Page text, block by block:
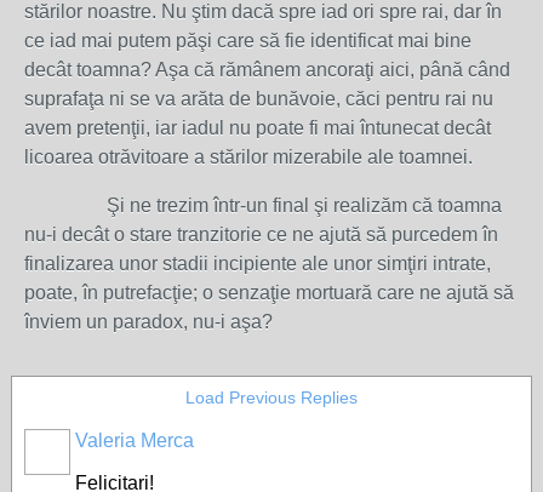
stărilor noastre. Nu ştim dacă spre iad ori spre rai, dar în
ce iad mai putem păşi care să fie identificat mai bine
decât toamna? Aşa că rămânem ancoraţi aici, până când
suprafaţa ni se va arăta de bunăvoie, căci pentru rai nu
avem pretenţii, iar iadul nu poate fi mai întunecat decât
licoarea otrăvitoare a stărilor mizerabile ale toamnei.
Şi ne trezim într-un final şi realizăm că toamna
nu-i decât o stare tranzitorie ce ne ajută să purcedem în
finalizarea unor stadii incipiente ale unor simţiri intrate,
poate, în putrefacţie; o senzaţie mortuară care ne ajută să
înviem un paradox, nu-i aşa?
Load Previous Replies
Valeria Merca
Felicitari!